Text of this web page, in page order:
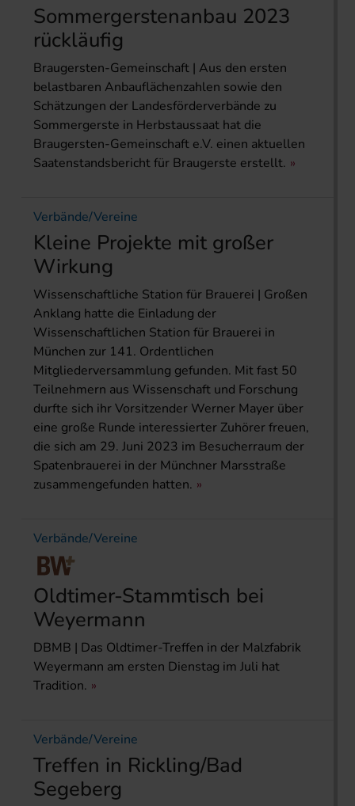
Sommergerstenanbau 2023
rückläufig
Braugersten-Gemeinschaft | Aus den ersten
belastbaren Anbauflächenzahlen sowie den
Schätzungen der Landesförderverbände zu
Sommergerste in Herbstaussaat hat die
Braugersten-Gemeinschaft e.V. einen aktuellen
Saatenstandsbericht für Braugerste erstellt.
Verbände/Vereine
Kleine Projekte mit großer
Wirkung
Wissenschaftliche Station für Brauerei | Großen
Anklang hatte die Einladung der
Wissenschaftlichen Station für Brauerei in
München zur 141. Ordentlichen
Mitgliederversammlung gefunden. Mit fast 50
Teilnehmern aus Wissenschaft und Forschung
durfte sich ihr Vorsitzender Werner Mayer über
eine große Runde interessierter Zuhörer freuen,
die sich am 29. Juni 2023 im Besucherraum der
Spatenbrauerei in der Münchner Marsstraße
zusammengefunden hatten.
Verbände/Vereine
Oldtimer-Stammtisch bei
Weyermann
DBMB | Das Oldtimer-Treffen in der Malzfabrik
Weyermann am ersten Dienstag im Juli hat
Tradition.
Verbände/Vereine
Treffen in Rickling/Bad
Segeberg